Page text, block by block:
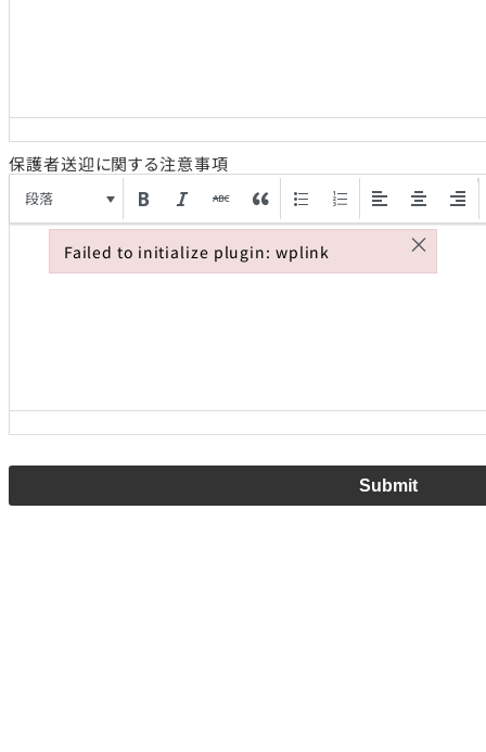
保護者送迎に関する注意事項
段落
Submit
Failed to initialize plugin: wplink ×
Failed to initialize plugin: wplink